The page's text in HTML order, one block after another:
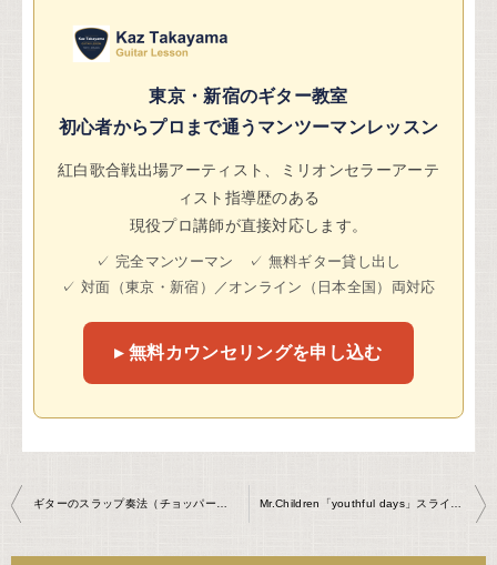
東京・新宿のギター教室
初心者からプロまで通うマンツーマンレッスン
紅白歌合戦出場アーティスト、ミリオンセラーアーテ
ィスト指導歴のある
現役プロ講師が直接対応します。
✓ 完全マンツーマン ✓ 無料ギター貸し出し
✓ 対面（東京・新宿）／オンライン（日本全国）両対応
▸ 無料カウンセリングを申し込む
投
ギターのスラップ奏法（チョッパー）とは？やり方・コツを現役プロが解説 Mr.Children「youthful days」スライド奏法-エレキギターレッスン